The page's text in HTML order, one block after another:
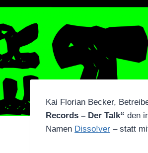
Kai Florian Becker,
Records – Der Talk“ den
Namen Disso!ver – statt